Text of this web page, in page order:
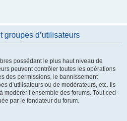
groupes d’utilisateurs
possédant le plus haut niveau de
peuvent contrôler toutes les opérations
des permissions, le bannissement
d’utilisateurs ou de modérateurs, etc. Ils
l’ensemble des forums. Tout ceci
par le fondateur du forum.